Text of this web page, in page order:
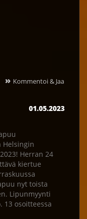
» Kommentoi & Jaa
01.05.2023
Helsingin
Herran 24
kiertue
nyt toista
Lipunmyynti
13 osoitteessa